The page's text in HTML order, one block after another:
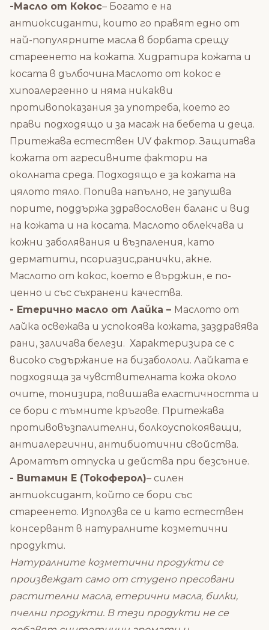
-Масло от Кокос– Богато е на
антиоксиданти, които го правят едно от
най-популярните масла в борбата срещу
стареенето на кожата. Хидратира кожата и
косата в дълбочина.Маслото от кокос е
хипоалергенно и няма никакви
противопоказания за употреба, което го
прави подходящо и за масаж на бебета и деца.
Притежава естествен UV фактор. Защитава
кожата от агресивните фактори на
околната среда. Подходящо е за кожата на
цялото тяло. Попива напълно, не запушва
порите, поддържа здравословен баланс и вид
на кожата и на косата. Маслото облекчава и
кожни заболявания и възпаления, като
дерматити, псориазис,ранички, акне.
Маслото от кокос, което е върджин, е по-
ценно и със съхранени качества.
- Етерично масло от Лайка – Маслото от
лайка освежава и успокоява кожата, заздравява
рани, заличава белези. Характеризира се с
високо съдържание на бизабололи. Лайката е
подходяща за чувствителната кожа около
очите, тонизира, повишава еластичността и
се бори с тъмните кръгове. Притежава
противовъзпалителни, болкоуспокояващи,
антиалергични, антибиотични свойства.
Ароматът отпуска и действа при безсъние.
- Витамин Е (Токоферол)– силен
антиоксидант, който се бори със
стареенето. Използва се и като естествен
консервант в натуралните козметични
продукти.
Натуралните козметични продукти се
произвеждат само от студено пресовани
растителни масла, етерични масла, билки,
пчелни продукти. В тези продукти не се